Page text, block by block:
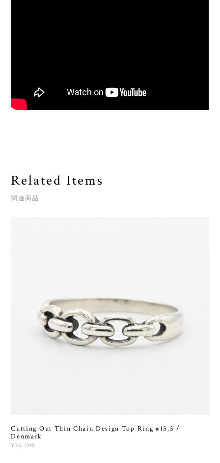
Related Items
関連商品
Cutting Out Thin Chain Design Top Ring #15.5 /
Denmark
¥35,200